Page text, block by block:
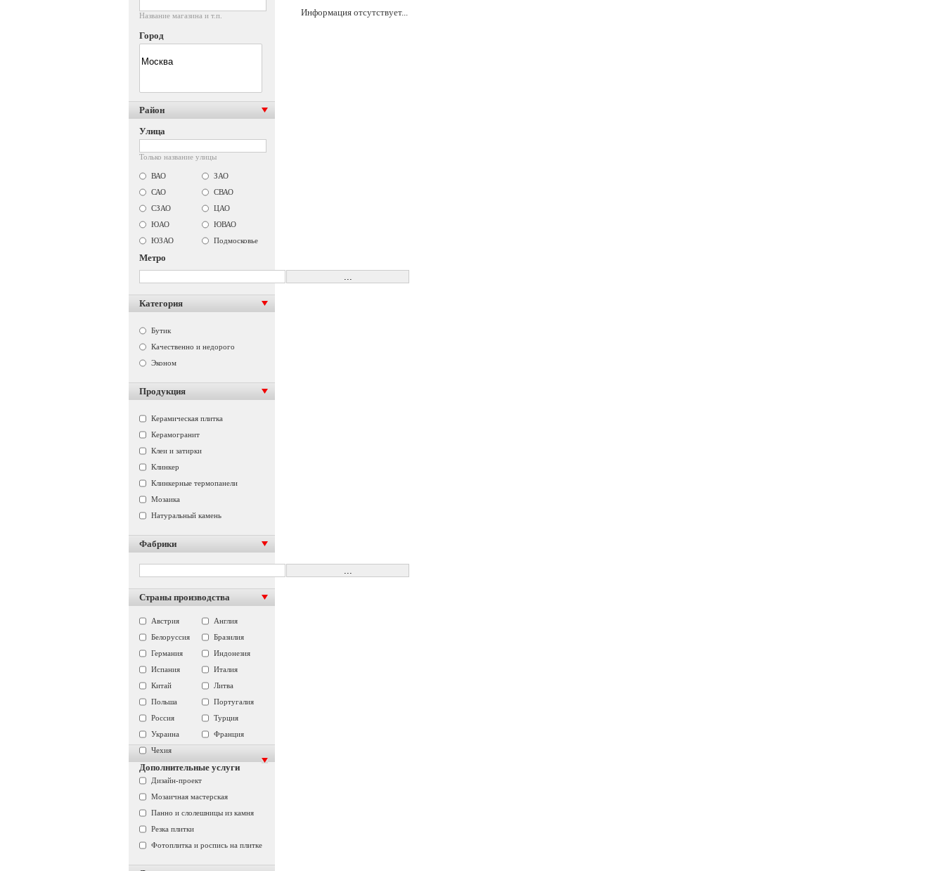
Информация отсутствует...
Название магазина и т.п.
Город
Район
Улица
Только название улицы
ВАО
ЗАО
САО
СВАО
СЗАО
ЦАО
ЮАО
ЮВАО
ЮЗАО
Подмосковье
Метро
Категория
Бутик
Качественно и недорого
Эконом
Продукция
Керамическая плитка
Керамогранит
Клеи и затирки
Клинкер
Клинкерные термопанели
Мозаика
Натуральный камень
Фабрики
Страны производства
Австрия
Англия
Белоруссия
Бразилия
Германия
Индонезия
Испания
Италия
Китай
Литва
Польша
Португалия
Россия
Турция
Украина
Франция
Чехия
Дополнительные услуги
Дизайн-проект
Мозаичная мастерская
Панно и слолешницы из камня
Резка плитки
Фотоплитка и роспись на плитке